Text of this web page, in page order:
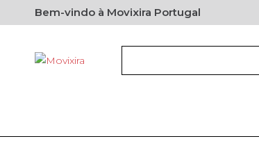
Bem-vindo à Movixira Portugal